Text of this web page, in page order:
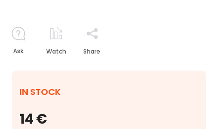
14 €
IN STOCK
Ask Watch Share